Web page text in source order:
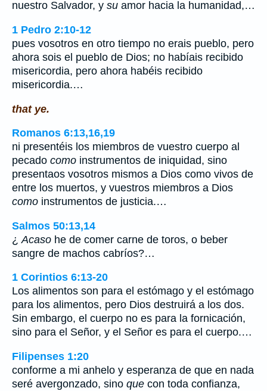
nuestro Salvador, y su amor hacia la humanidad,…
1 Pedro 2:10-12
pues vosotros en otro tiempo no erais pueblo, pero
ahora sois el pueblo de Dios; no habíais recibido
misericordia, pero ahora habéis recibido
misericordia.…
that ye.
Romanos 6:13,16,19
ni presentéis los miembros de vuestro cuerpo al
pecado como instrumentos de iniquidad, sino
presentaos vosotros mismos a Dios como vivos de
entre los muertos, y vuestros miembros a Dios
como instrumentos de justicia.…
Salmos 50:13,14
¿ Acaso he de comer carne de toros, o beber
sangre de machos cabríos?…
1 Corintios 6:13-20
Los alimentos son para el estómago y el estómago
para los alimentos, pero Dios destruirá a los dos.
Sin embargo, el cuerpo no es para la fornicación,
sino para el Señor, y el Señor es para el cuerpo.…
Filipenses 1:20
conforme a mi anhelo y esperanza de que en nada
seré avergonzado, sino que con toda confianza,